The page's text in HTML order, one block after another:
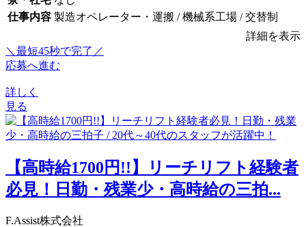
仕事内容 製造オペレーター・運搬 / 機械系工場 / 交替制
詳細を表示
＼最短45秒で完了／
応募へ進む
詳しく
見る
【高時給1700円!!】リーチリフト経験者
必見！日勤・残業少・高時給の三拍...
F.Assist株式会社